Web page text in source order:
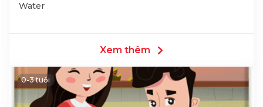
Water
Xem thêm
0-3 tuổi